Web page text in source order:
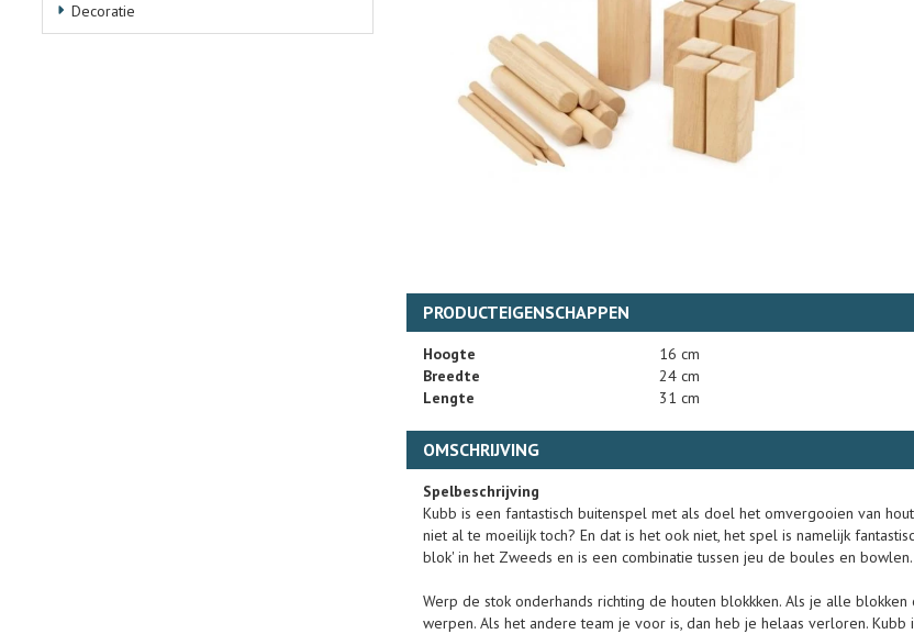
Decoratie
PRODUCTEIGENSCHAPPEN
Hoogte
16 cm
Breedte
24 cm
Lengte
31 cm
OMSCHRIJVING
Spelbeschrijving
Kubb is een fantastisch buitenspel met als doel het omvergooien van
niet al te moeilijk toch? En dat is het ook niet, het spel is namelijk
blok' in het Zweeds en is een combinatie tussen jeu de boules en bowlen.
Werp de stok onderhands richting de houten blokkken. Als je alle
werpen. Als het andere team je voor is, dan heb je helaas verloren.